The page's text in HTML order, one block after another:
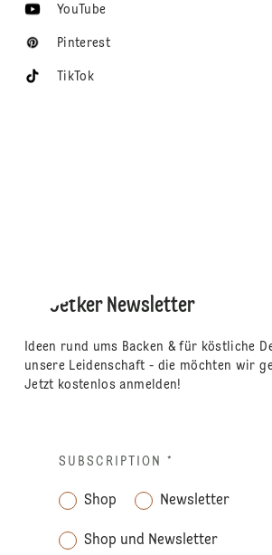
YouTube
Pinterest
TikTok
Dr. Oetker Newsletter
Ideen rund ums Backen & für köstliche
unsere Leidenschaft - die möchten wir
Jetzt kostenlos anmelden!
SUBSCRIPTION *
Shop Newsletter
Shop und Newsletter